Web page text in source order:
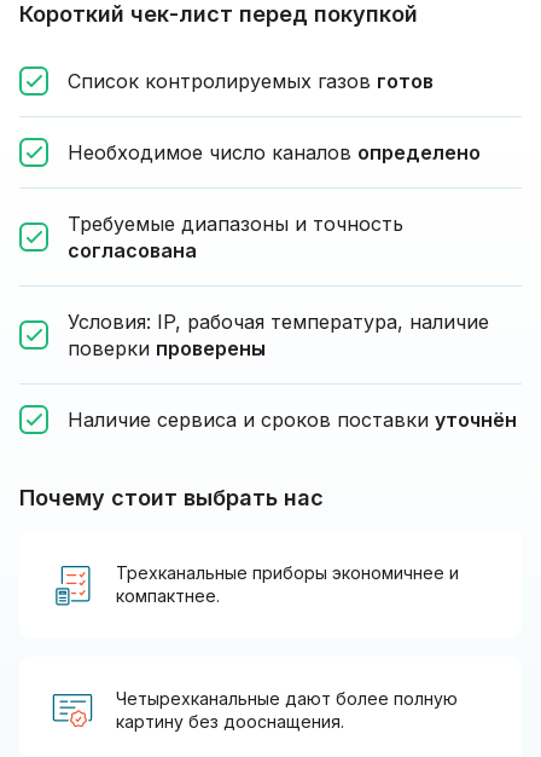
Короткий чек-лист перед покупкой
Список контролируемых газов готов
Необходимое число каналов определено
Требуемые диапазоны и точность
согласована
Условия: IP, рабочая температура, наличие
поверки проверены
Наличие сервиса и сроков поставки уточнён
Почему стоит выбрать нас
Трехканальные приборы экономичнее и
компактнее.
Четырехканальные дают более полную
картину без дооснащения.